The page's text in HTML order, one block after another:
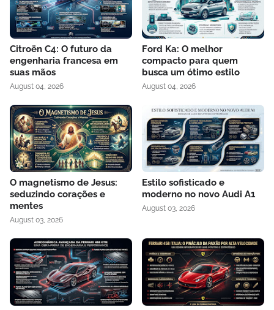
Citroën C4: O futuro da
engenharia francesa em
suas mãos
August 04, 2026
Ford Ka: O melhor
compacto para quem
busca um ótimo estilo
August 04, 2026
O magnetismo de Jesus:
seduzindo corações e
mentes
August 03, 2026
Estilo sofisticado e
moderno no novo Audi A1
August 03, 2026